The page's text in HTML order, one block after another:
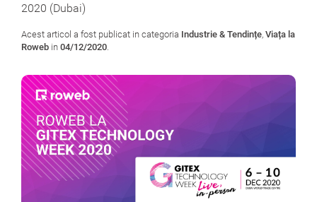
2020 (Dubai)
Acest articol a fost publicat in categoria Industrie & Tendințe, Viața la
Roweb in 04/12/2020